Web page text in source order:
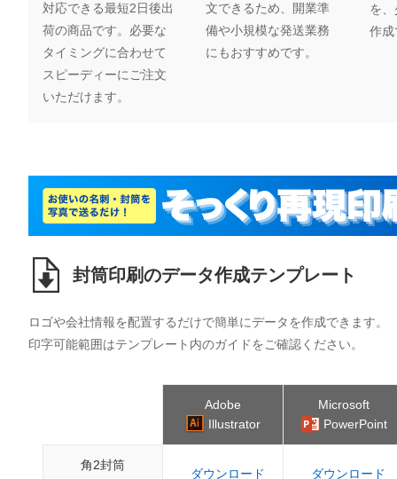
対応できる最短2日後出
荷の商品です。必要な
タイミングに合わせて
スピーディーにご注文
いただけます。
文できるため、開業準
備や小規模な発送業務
にもおすすめです。
を
作成
封筒印刷のデータ作成テンプレート
ロゴや会社情報を配置するだけで簡単にデータを作成できます。
印字可能範囲はテンプレート内のガイドをご確認ください。
Adobe
Illustrator
Microsoft
PowerPoint
角2封筒
ダウンロード ダウンロード